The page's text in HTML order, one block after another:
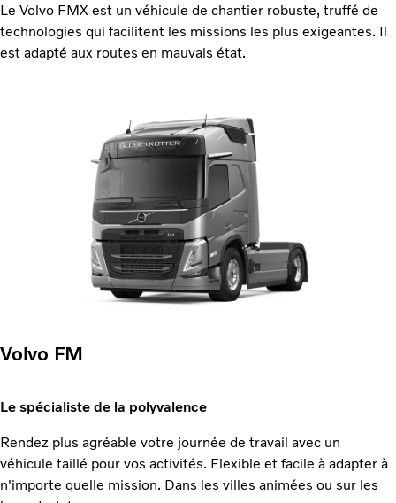
Le Volvo FMX est un véhicule de chantier robuste, truffé de
technologies qui facilitent les missions les plus exigeantes. Il
est adapté aux routes en mauvais état.
Volvo FM
Le spécialiste de la polyvalence
Rendez plus agréable votre journée de travail avec un
véhicule taillé pour vos activités. Flexible et facile à adapter à
n'importe quelle mission. Dans les villes animées ou sur les